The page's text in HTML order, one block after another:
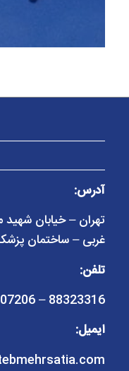
آدرس:
تهران – خیابان
غربی – ساختمان پزشکان 230 – طبقه 3 –
تلفن:
88323316 – 88907206 – 88908159
ایمیل: